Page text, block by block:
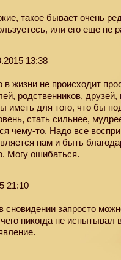
такое бывает очень
или его еще не
13:38
в жизни не происходит
родственников, друзей,
иметь для того, что бы
стать сильнее,
чему-то. Надо все
нам и быть
Могу ошибаться.
21:10
сновидении запросто
никогда не испытывал